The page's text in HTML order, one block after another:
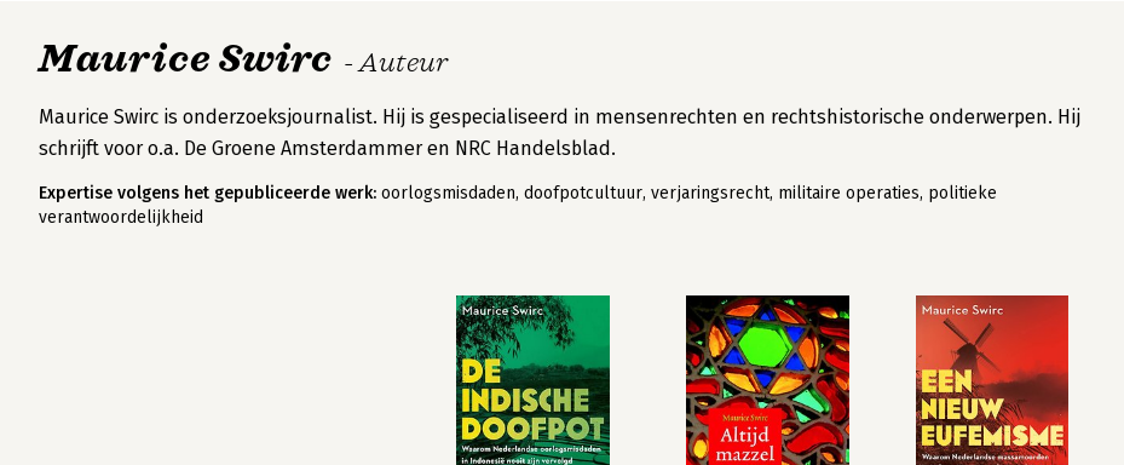
Maurice Swirc - Auteur
Maurice Swirc is onderzoeksjournalist. Hij is gespecialiseerd in mensenrechten en rechtshistorische onderwerpen. Hij
schrijft voor o.a. De Groene Amsterdammer en NRC Handelsblad.
Expertise volgens het gepubliceerde werk: oorlogsmisdaden, doofpotcultuur, verjaringsrecht, militaire operaties, politieke
verantwoordelijkheid